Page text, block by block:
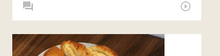
forum play_circle_outline